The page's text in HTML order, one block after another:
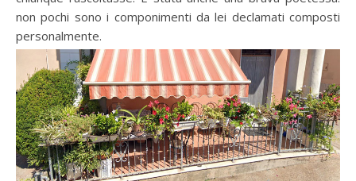
non pochi sono i componimenti da lei declamati composti
personalmente.